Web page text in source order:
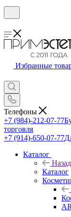
Избранные
Телефоны
+7 (984)-212-07-77
торговля
+7 (914)-650-07-77
Каталог
Назад
Каталог